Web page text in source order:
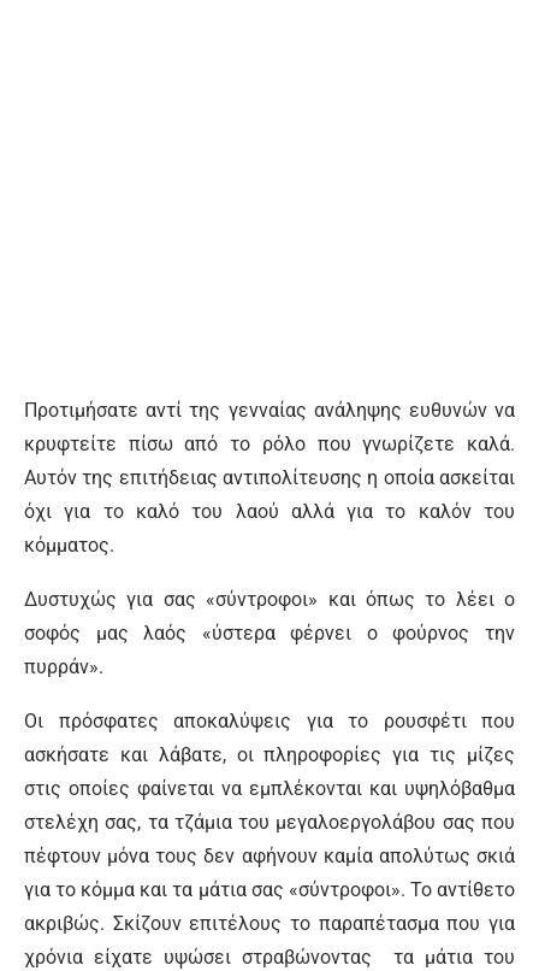
Προτιμήσατε αντί της γενναίας ανάληψης ευθυνών να
κρυφτείτε πίσω από το ρόλο που γνωρίζετε καλά.
Αυτόν της επιτήδειας αντιπολίτευσης η οποία ασκείται
όχι για το καλό του λαού αλλά για το καλόν του
κόμματος.
Δυστυχώς για σας «σύντροφοι» και όπως το λέει ο
σοφός μας λαός «ύστερα φέρνει ο φούρνος την
πυρράν».
Οι πρόσφατες αποκαλύψεις για το ρουσφέτι που
ασκήσατε και λάβατε, οι πληροφορίες για τις μίζες
στις οποίες φαίνεται να εμπλέκονται και υψηλόβαθμα
στελέχη σας, τα τζάμια του μεγαλοεργολάβου σας που
πέφτουν μόνα τους δεν αφήνουν καμία απολύτως σκιά
για το κόμμα και τα μάτια σας «σύντροφοι». Το αντίθετο
ακριβώς. Σκίζουν επιτέλους το παραπέτασμα που για
χρόνια είχατε υψώσει στραβώνοντας τα μάτια του